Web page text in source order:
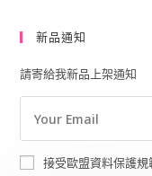
新品通知
請寄給我新品上架通知
接受歐盟資料保護規